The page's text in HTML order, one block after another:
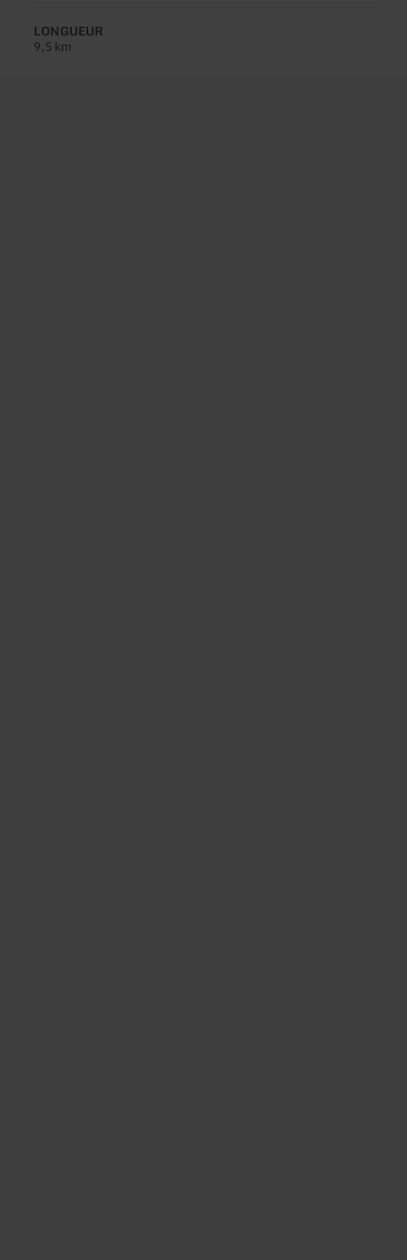
circuit:
LONGUEUR
9,5 km